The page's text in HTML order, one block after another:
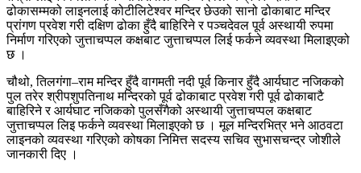
ढोकासम्मको लाइनलाई कोटीलिटेश्वर मन्दिर छेउको सानो ढोकाबाट मन्दिर
प्रांगण प्रवेश गरी दक्षिण ढोका हुँदै बाहिरिने र पञ्चदेवल पूर्व अस्थायी रुपमा
निर्माण गरिएको जुत्ताचप्पल कक्षबाट जुत्ताचप्पल लिई फर्कने व्यवस्था मिलाइएको
छ ।
चौथो, तिलगंगा–राम मन्दिर हुँदै वागमती नदी पूर्व किनार हुँदै आर्यघाट नजिकको
पुल तरेर श्रीपशुपतिनाथ मन्दिरको पूर्व ढोकाबाट प्रवेश गरी पूर्व ढोकाबाटै
बाहिरिने र आर्यघाट नजिकको पुलसँगैको अस्थायी जुत्ताचप्पल कक्षबाट
जुत्ताचप्पल लिइ फर्कने व्यवस्था मिलाइएको छ । मूल मन्दिरभित्र भने आठवटा
लाइनको व्यवस्था गरिएको कोषका निमित्त सदस्य सचिव सुभासचन्द्र जोशीले
जानकारी दिए ।